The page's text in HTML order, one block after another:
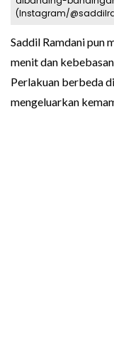
(Instagram/
Saddil Ramdani pun
menit dan
Perlakuan berbeda
mengeluarkan